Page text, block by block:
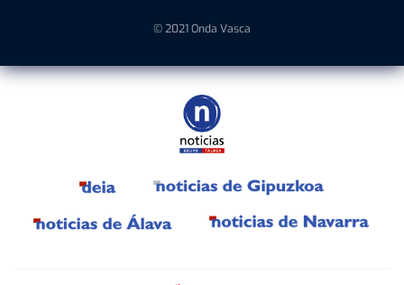
© 2021 Onda Vasca